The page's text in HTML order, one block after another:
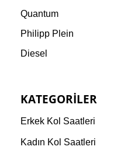
Quantum
Philipp Plein
Diesel
KATEGORILER
Erkek Kol Saatleri
Kadın Kol Saatleri